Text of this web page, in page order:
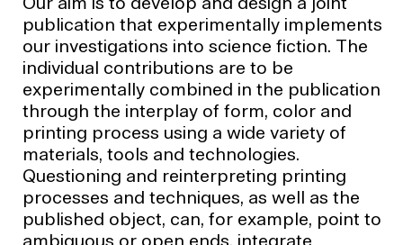
Our aim is to develop and design a joint
publication that experimentally implements
our investigations into science fiction. The
individual contributions are to be
experimentally combined in the publication
through the interplay of form, color and
printing process using a wide variety of
materials, tools and technologies.
Questioning and reinterpreting printing
processes and techniques, as well as the
published object, can, for example, point to